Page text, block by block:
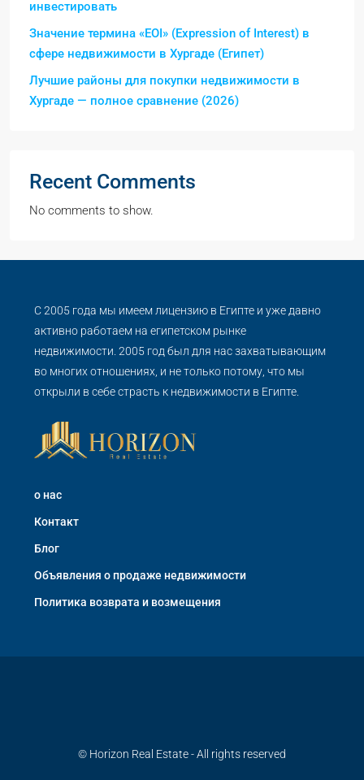
инвестировать
Значение термина «EOI» (Expression of Interest) в
сфере недвижимости в Хургаде (Египет)
Лучшие районы для покупки недвижимости в
Хургаде — полное сравнение (2026)
Recent Comments
No comments to show.
С 2005 года мы имеем лицензию в Египте и уже давно
активно работаем на египетском рынке
недвижимости. 2005 год был для нас захватывающим
во многих отношениях, и не только потому, что мы
открыли в себе страсть к недвижимости в Египте.
о нас
Контакт
Блог
Объявления о продаже недвижимости
Политика возврата и возмещения
© Horizon Real Estate - All rights reserved